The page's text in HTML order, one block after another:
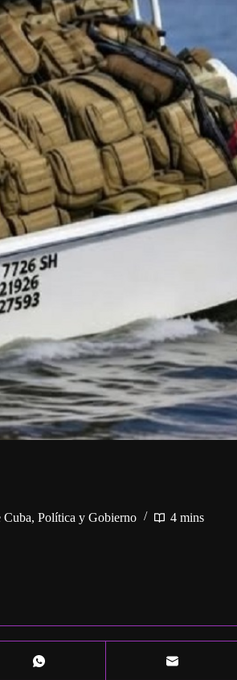
Cuba, Política y Gobierno 4 mins